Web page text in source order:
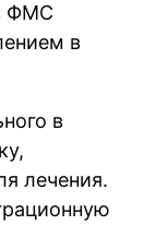
ФМС
в
в
лечения.